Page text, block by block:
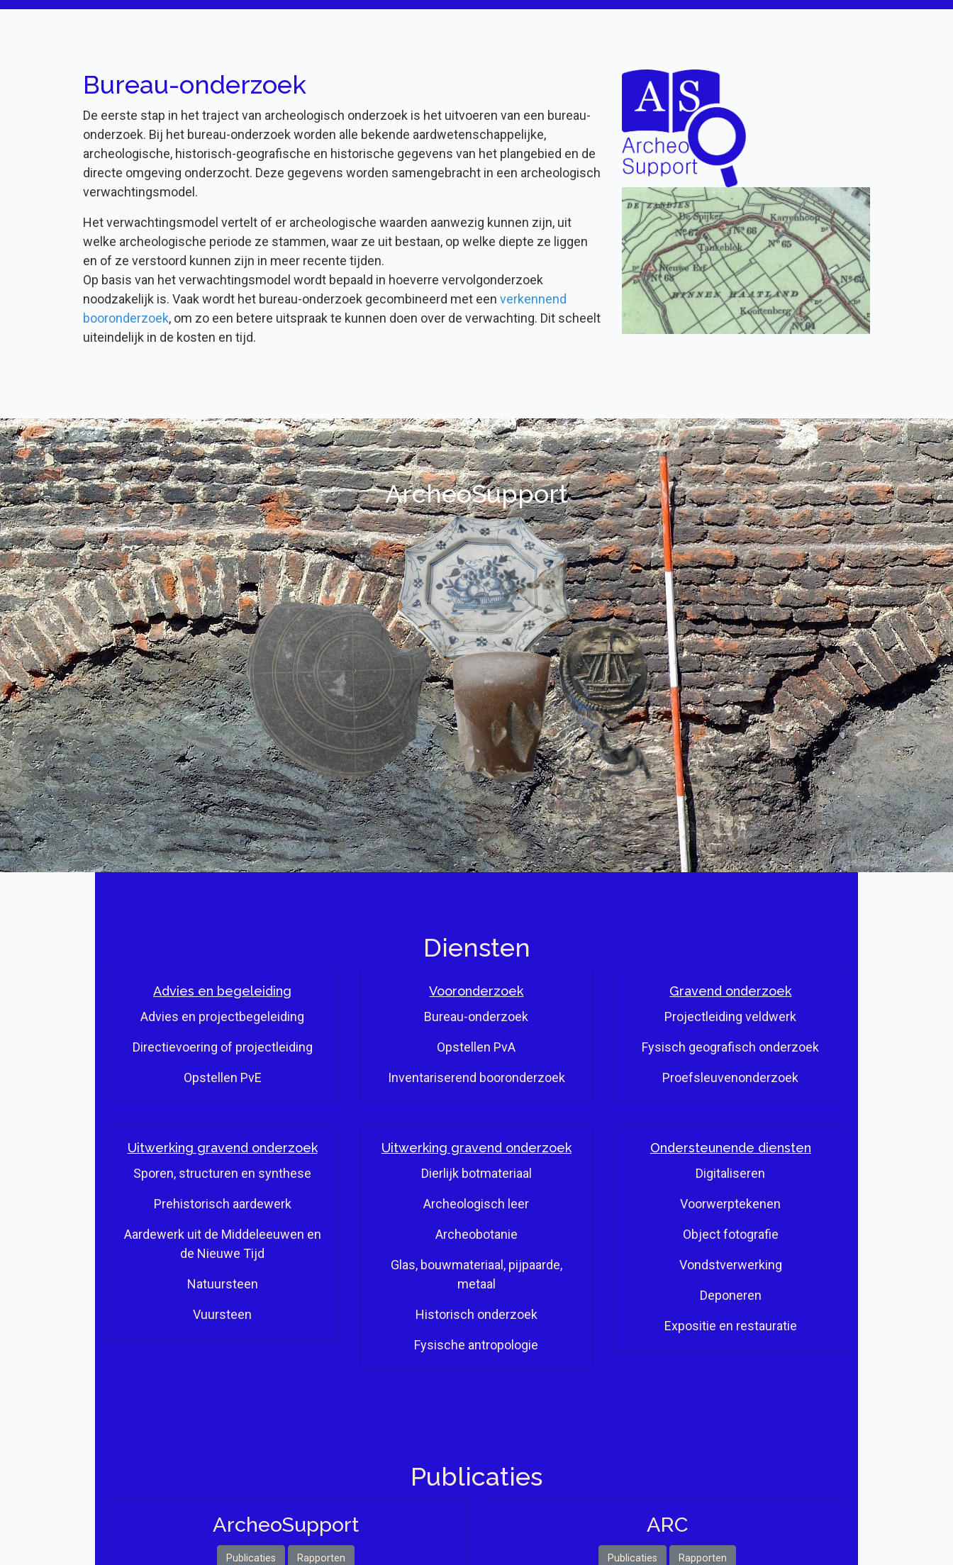
Bureau-onderzoek
De eerste stap in het traject van archeologisch onderzoek is het uitvoeren van een bureau-
onderzoek. Bij het bureau-onderzoek worden alle bekende aardwetenschappelijke,
archeologische, historisch-geografische en historische gegevens van het plangebied en de
directe omgeving onderzocht. Deze gegevens worden samengebracht in een archeologisch
verwachtingsmodel.
Het verwachtingsmodel vertelt of er archeologische waarden aanwezig kunnen zijn, uit
welke archeologische periode ze stammen, waar ze uit bestaan, op welke diepte ze liggen
en of ze verstoord kunnen zijn in meer recente tijden.
Op basis van het verwachtingsmodel wordt bepaald in hoeverre vervolgonderzoek
noodzakelijk is. Vaak wordt het bureau-onderzoek gecombineerd met een verkennend
booronderzoek, om zo een betere uitspraak te kunnen doen over de verwachting. Dit scheelt
uiteindelijk in de kosten en tijd.
ArcheoSupport
Diensten
Advies en begeleiding
Advies en projectbegeleiding
Directievoering of projectleiding
Opstellen PvE
Vooronderzoek
Bureau-onderzoek
Opstellen PvA
Inventariserend booronderzoek
Gravend onderzoek
Projectleiding veldwerk
Fysisch geografisch onderzoek
Proefsleuvenonderzoek
Uitwerking gravend onderzoek
Sporen, structuren en synthese
Prehistorisch aardewerk
Aardewerk uit de Middeleeuwen en
de Nieuwe Tijd
Natuursteen
Vuursteen
Uitwerking gravend onderzoek
Dierlijk botmateriaal
Archeologisch leer
Archeobotanie
Glas, bouwmateriaal, pijpaarde,
metaal
Historisch onderzoek
Fysische antropologie
Ondersteunende diensten
Digitaliseren
Voorwerptekenen
Object fotografie
Vondstverwerking
Deponeren
Expositie en restauratie
Publicaties
Archeo Support
Publicaties Rapporten
ARC
Publicaties Rapporten